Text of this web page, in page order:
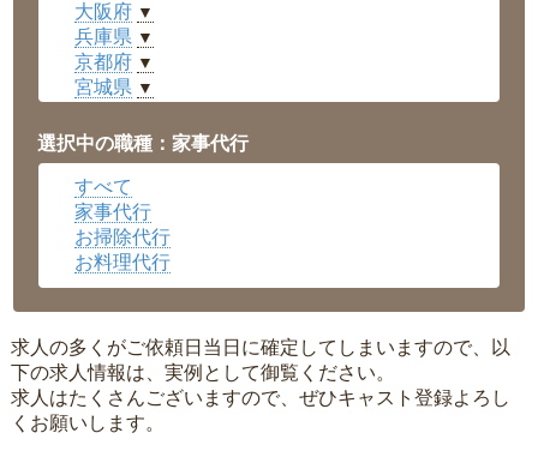
大阪府 ▼
兵庫県 ▼
京都府 ▼
宮城県 ▼
福井県 ▼
岡山県 ▼
広島県
沖縄県 ▼
選択中の職種：家事代行
すべて
家事代行
お掃除代行
お料理代行
求人の多くがご依頼日当日に確定してしまいますので、以
下の求人情報は、実例として御覧ください。
求人はたくさんございますので、ぜひキャスト登録よろし
くお願いします。